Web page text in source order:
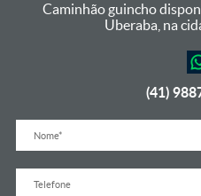
Caminhão guincho
Uberaba, na
(41)